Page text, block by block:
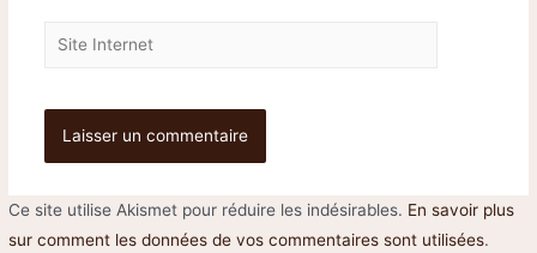
Ce site utilise Akismet pour réduire les indésirables. En savoir plus
sur comment les données de vos commentaires sont utilisées.